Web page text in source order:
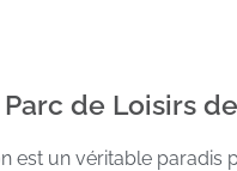
de Loisirs
est un véritable